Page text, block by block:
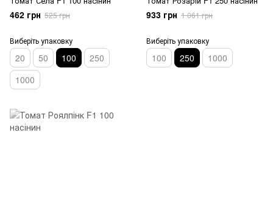
462 грн 525 грн
Виберіть упаковку
20 50 100
250
1000
933 грн 1 061 грн
Виберіть упаковку
100 250 1000